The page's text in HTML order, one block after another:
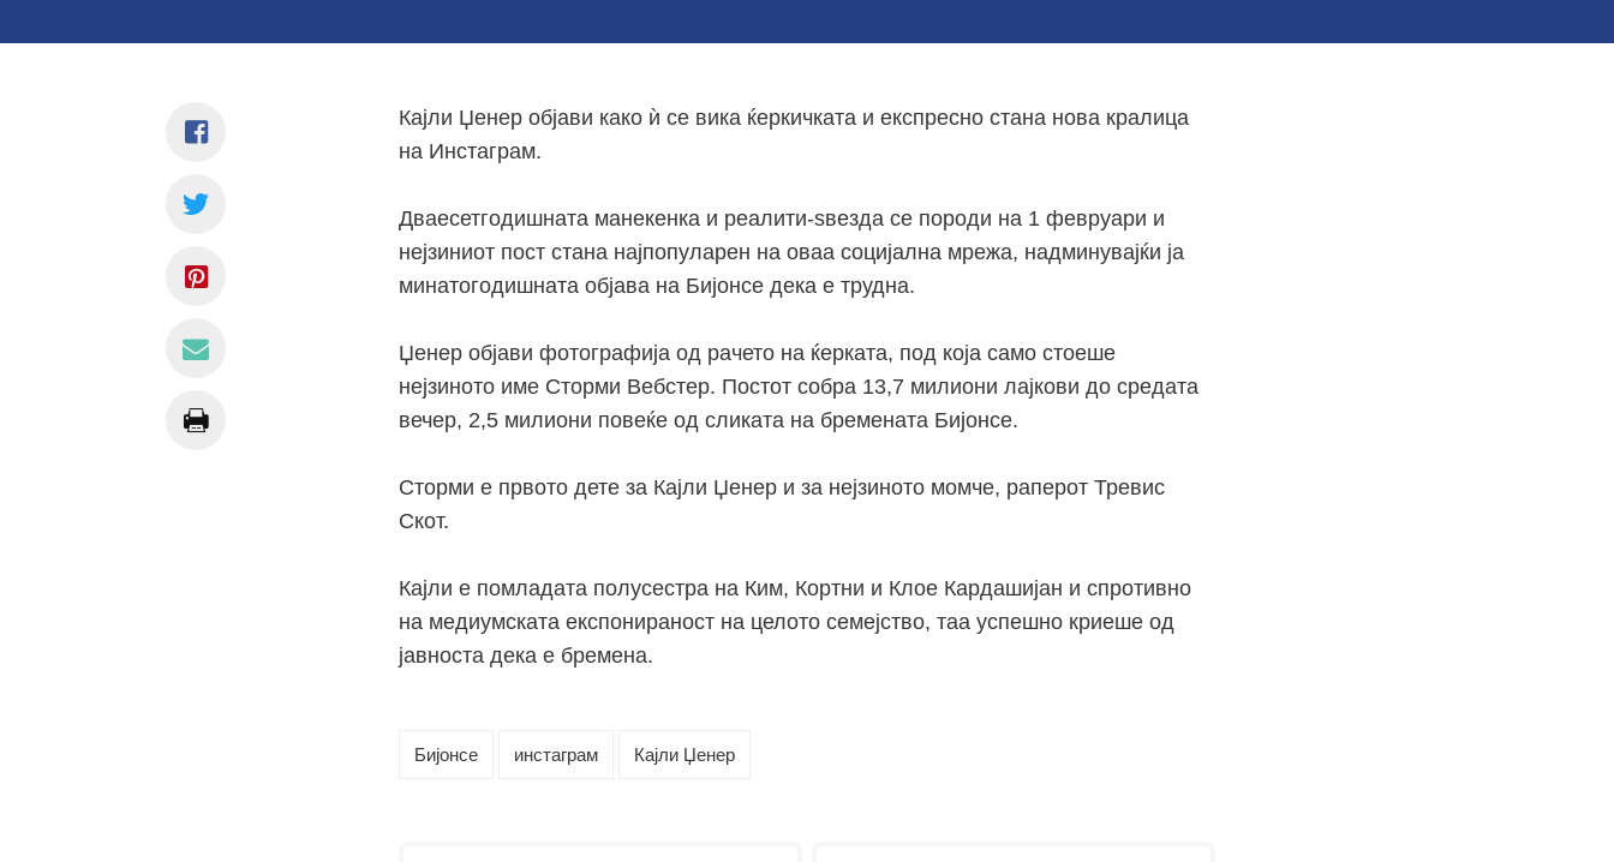
Кајли Џенер објави како ѝ се вика ќеркичката и експресно стана нова кралица
на Инстаграм.
Дваесетгодишната манекенка и реалити-ѕвезда се породи на 1 февруари и
нејзиниот пост стана најпопуларен на оваа социјална мрежа, надминувајќи ја
минатогодишната објава на Бијонсе дека е трудна.
Џенер објави фотографија од рачето на ќерката, под која само стоеше
нејзиното име Сторми Вебстер. Постот собра 13,7 милиони лајкови до средата
вечер, 2,5 милиони повеќе од сликата на бремената Бијонсе.
Сторми е првото дете за Кајли Џенер и за нејзиното момче, раперот Тревис
Скот.
Кајли е помладата полусестра на Ким, Кортни и Клое Кардашијан и спротивно
на медиумската експонираност на целото семејство, таа успешно криеше од
јавноста дека е бремена.
Бијонсе инстаграм Кајли Џенер